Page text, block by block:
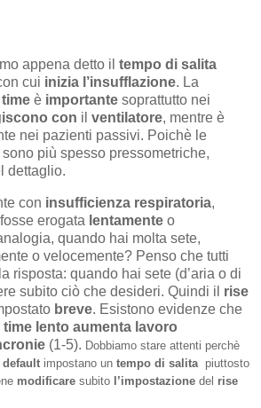
appena detto il tempo di salita
cui inizia l’insufflazione. La
time è importante soprattutto nei
con il ventilatore, mentre è
nei pazienti passivi. Poichè le
più spesso pressometriche,
dettaglio.
con insufficienza respiratoria,
erogata lentamente o
quando hai molta sete,
o velocemente? Penso che tutti
risposta: quando hai sete (d’aria o di
subito ciò che desideri. Quindi il rise
breve. Esistono evidenze che
time lento aumenta lavoro
(1-5). Dobbiamo stare attenti perchè
default impostano un tempo di salita piuttosto
modificare subito l’impostazione del rise